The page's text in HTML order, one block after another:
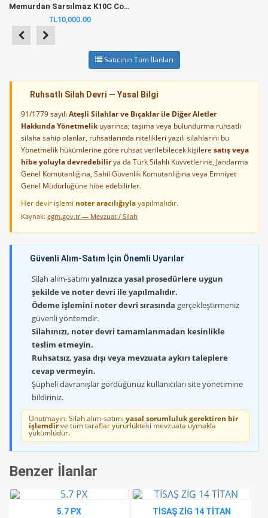
Memurdan Sarsılmaz K10C Compact tabanca
TL10,000.00
Satıcının Tüm İlanları
Ruhsatlı Silah Devri — Yasal Bilgi
91/1779 sayılı Ateşli Silahlar ve Bıçaklar ile Diğer Aletler
Hakkında Yönetmelikuyarınca; taşıma veya bulundurma ruhsatlı
silaha sahip olanlar, ruhsatlarında nitelikleri yazılı silahlarını bu
Yönetmelik hükümlerine göre ruhsat verilebilecek kişilere satış veya
hibe yoluyla devredebilirya da Türk Silahlı Kuvvetlerine, Jandarma
Genel Komutanlığına, Sahil Güvenlik Komutanlığına veya Emniyet
Genel Müdürlüğüne hibe edebilirler.
Her devir işlemi noter aracılığıylayapılmalıdır.
Kaynak: egm.gov.tr — Mevzuat / Silah
Güvenli Alım-Satım İçin Önemli Uyarılar
Silah alım-satımıyalnızca yasal prosedürlere uygun
şekilde ve noter devri ile yapılmalıdır.
Ödeme işlemini noter devri sırasında gerçekleştirmeniz
güvenli yöntemdir.
Silahınızı, noter devri tamamlanmadan kesinlikle
teslim etmeyin.
Ruhsatsız, yasa dışı veya mevzuata aykırı taleplere
cevap vermeyin.
Şüpheli davranışlar gördüğünüz kullanıcıları site yönetimine
bildiriniz.
Unutmayın: Silah alım-satımı yasal sorumluluk gerektiren bir
işlemdirve tüm taraflar yürürlükteki mevzuata uymakla
yükümlüdür.
Benzer İlanlar
5.7 PX TİSAŞ ZİG 14 TİTAN